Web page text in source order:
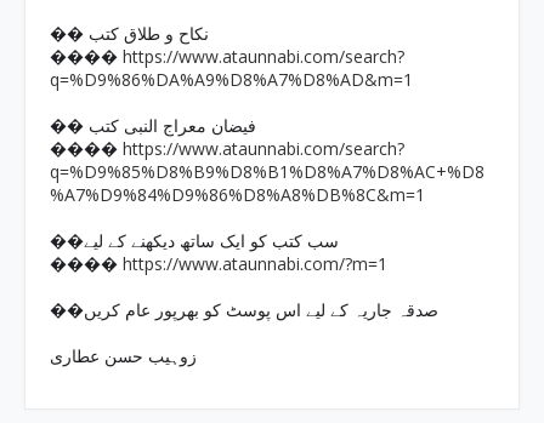
�� نکاح و طلاق کتب
���� https://www.ataunnabi.com/search?
q=%D9%86%DA%A9%D8%A7%D8%AD&m=1
�� فیضان معراج النبی کتب
���� https://www.ataunnabi.com/search?
q=%D9%85%D8%B9%D8%B1%D8%A7%D8%AC+%D8
%A7%D9%84%D9%86%D8%A8%DB%8C&m=1
��سب کتب کو ایک ساتھ دیکھنے کے لیے
���� https://www.ataunnabi.com/?m=1
��صدقہ جاریہ کے لیے اس پوسٹ کو بھرپور عام کریں
زوہیب حسن عطاری